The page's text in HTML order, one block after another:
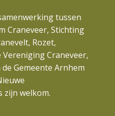
tussen
Craneveer, Stichting
Rozet,
Craneveer,
Gemeente Arnhem
zijn welkom.